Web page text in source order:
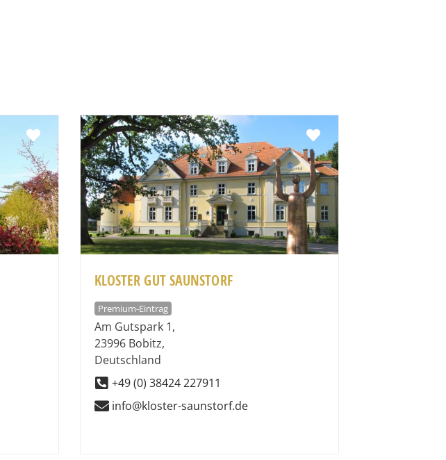
Favorit
KLOSTER GUT SAUNSTORF
Premium-Eintrag
Am Gutspark 1,
23996 Bobitz,
Deutschland
+49 (0) 38424 227911
info@kloster-saunstorf.de